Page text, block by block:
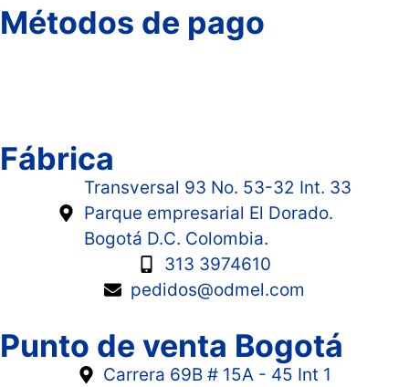
Métodos de pago
Fábrica
Transversal 93 No. 53-32 Int. 33
Parque empresarial El Dorado.
Bogotá D.C. Colombia.
313 3974610
pedidos@odmel.com
Punto de venta Bogotá
Carrera 69B # 15A - 45 Int 1